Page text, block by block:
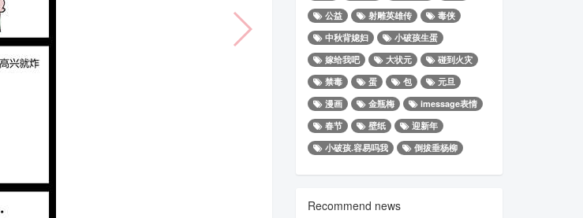
公益
射雕英雄传
毒侠
中秋背媳妇
小破孩生蛋
嫁给我吧
大状元
碰到火灾
禁毒
蛋 包
元旦
漫画
金瓶梅
imessage表情
春节
壁纸
迎新年
小破孩.容易吗我
倒拔垂杨柳
Recommend news